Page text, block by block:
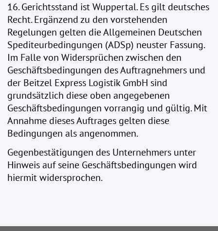
16. Gerichtsstand ist Wuppertal. Es gilt deutsches
Recht. Ergänzend zu den vorstehenden
Regelungen gelten die Allgemeinen Deutschen
Spediteurbedingungen (ADSp) neuster Fassung.
Im Falle von Widersprüchen zwischen den
Geschäftsbedingungen des Auftragnehmers und
der Beitzel Express Logistik GmbH sind
grundsätzlich diese oben angegebenen
Geschäftsbedingungen vorrangig und gültig. Mit
Annahme dieses Auftrages gelten diese
Bedingungen als angenommen.
Gegenbestätigungen des Unternehmers unter
Hinweis auf seine Geschäftsbedingungen wird
hiermit widersprochen.